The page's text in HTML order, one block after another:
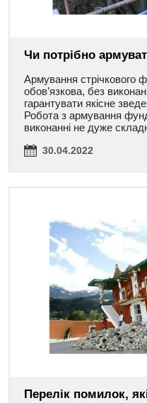
Чи потрібно
Армування стрічкового
обов’язкова, без
гарантувати якісне
Робота з армування
виконанні не дуже
30.04.2022
Перелік помилок,